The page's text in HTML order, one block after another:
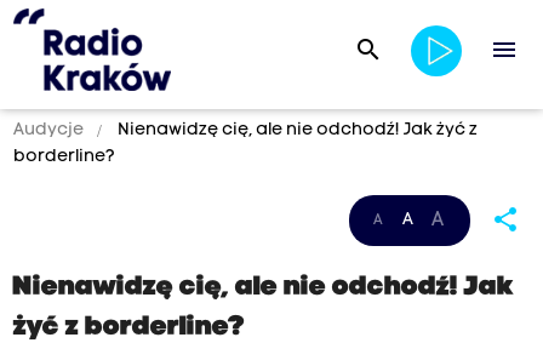
search menu
Audycje
Nienawidzę cię, ale nie odchodź! Jak żyć z
borderline?
A A A share
Nienawidzę cię, ale nie odchodź! Jak
żyć z borderline?